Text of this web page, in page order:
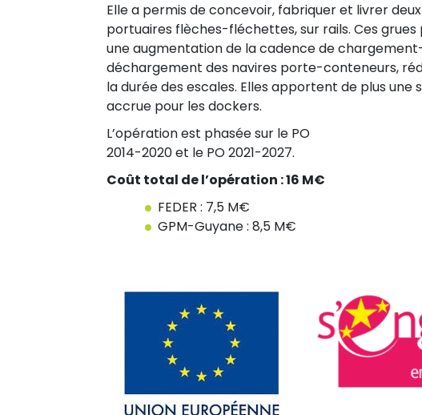
Elle a permis de concevoir, fabriquer et livrer
portuaires flèches-fléchettes, sur rails. Ces
une augmentation de la cadence de
déchargement des navires porte-conteneurs,
la durée des escales. Elles apportent de plus une
accrue pour les dockers.
L’opération est phasée sur le PO
2014-2020 et le PO 2021-2027.
Coût total de l’opération : 16 M€
FEDER : 7,5 M€
GPM-Guyane : 8,5 M€